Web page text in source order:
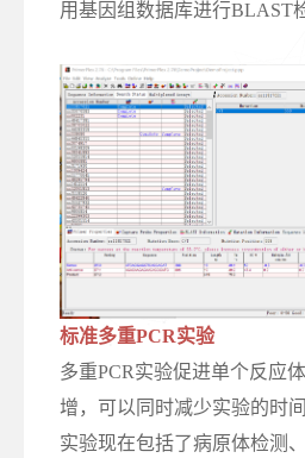
用基因组数据库进行BLAST
标准多重PCR实验
多重PCR实验促进单个反应
增，可以同时减少实验的时
实验现在包括了病原体检测